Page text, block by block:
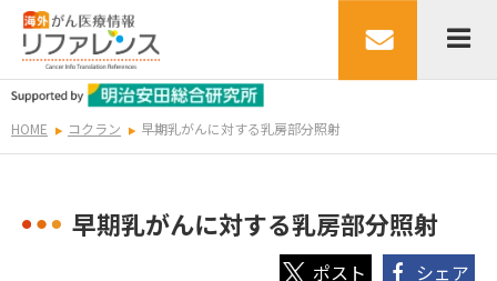
HOME コクラン 早期乳がんに対する乳房部分照射
早期乳がんに対する乳房部分照射
シェア